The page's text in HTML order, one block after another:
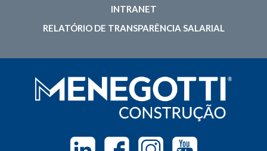
INTRANET
RELATÓRIO DE TRANSPARÊNCIA SALARIAL
Linkedin FacebookInstagramYoutube